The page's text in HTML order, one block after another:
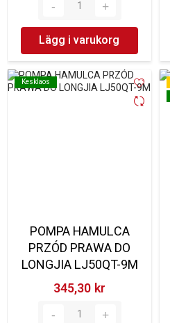
Lägg i varukorg
Kesklaos
Kesklaos
POMPA HAMULCA
PRZÓD PRAWA DO
LONGJIA LJ50QT-9M
345,30 kr‎